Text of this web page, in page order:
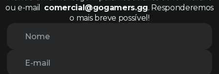
ou e-mail comercial@gogamers.gg. Responderemos
o mais breve possível!